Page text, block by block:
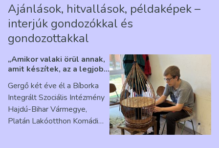
Ajánlások, hitvallások, példaképek –
interjúk gondozókkal és
gondozottakkal
„Amikor valaki örül annak,
amit készítek, az a legjobb
Ribárszky Gergő ellátottal
Gergő két éve él a Bíborka
Integrált Szociális Intézmény
Hajdú-Bihar Vármegye,
Platán Lakóotthon Komádi